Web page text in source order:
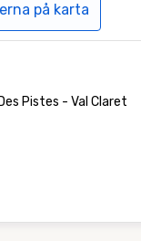
på karta
Pistes - Val Claret